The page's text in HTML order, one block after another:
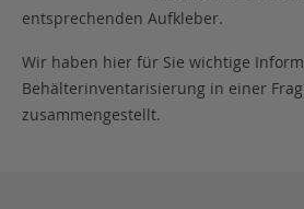
entsprechenden Aufkleber.
Wir haben hier für Sie wichtige
Behälterinventarisierung in einer
zusammengestellt.